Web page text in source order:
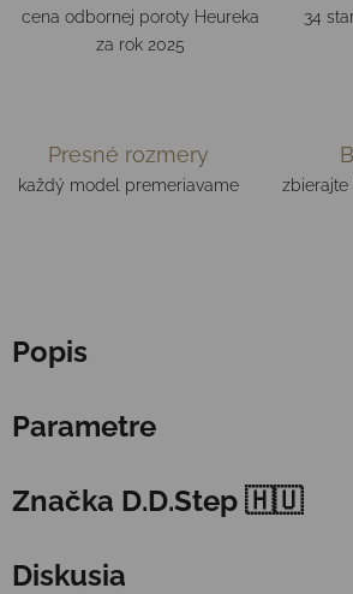
cena odbornej poroty Heureka
za rok 2025
34
Presné rozmery
každý model premeriavame
zbierajte
Popis
Parametre
Značka D.D.Step 🇭🇺
Diskusia